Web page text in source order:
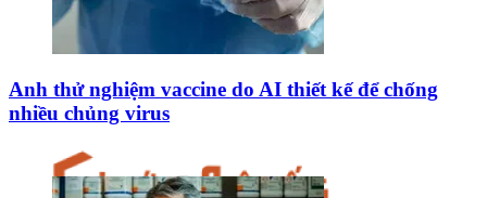
Anh thử nghiệm vaccine do AI thiết kế để chống
nhiều chủng virus